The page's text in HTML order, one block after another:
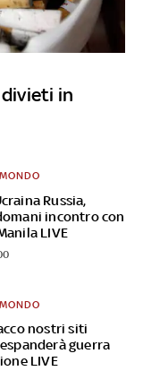
in
Russia,
incontro con
LIVE
MONDO
nostri siti
guerra
LIVE
MONDO